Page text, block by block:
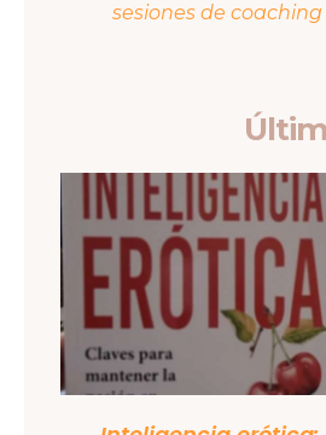
sesiones de coaching